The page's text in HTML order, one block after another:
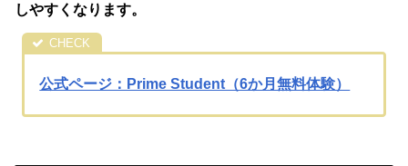
しやすくなります。
公式ページ：Prime Student（6か月無料体験）